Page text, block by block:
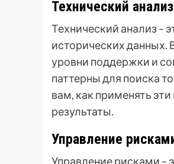
Технический
Технический анализ –
исторических данных.
уровни поддержки и
паттерны для поиска
вам, как применять
результаты.
Управление
Управление рисками –